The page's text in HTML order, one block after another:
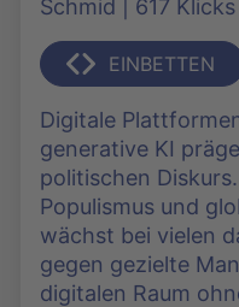
Schmid | 617 Klicks
EINBETTEN
Digitale
generative KI
politischen
Populismus und
wächst bei vielen
gegen gezielte
digitalen Raum